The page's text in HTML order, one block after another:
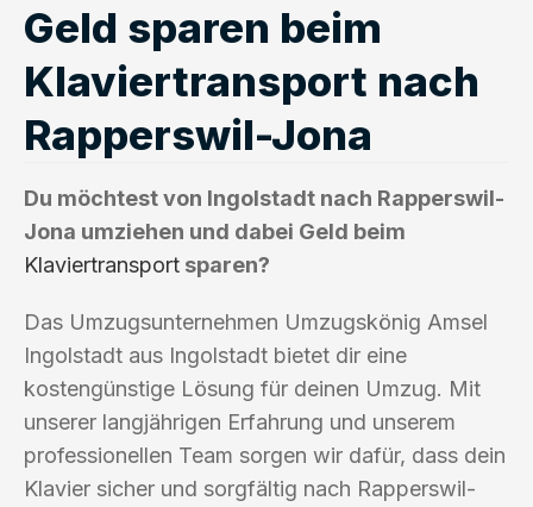
Geld sparen beim
Klaviertransport nach
Rapperswil-Jona
Du möchtest von Ingolstadt nach Rapperswil-
Jona umziehen und dabei Geld beim
Klaviertransport sparen?
Das Umzugsunternehmen Umzugskönig Amsel
Ingolstadt aus Ingolstadt bietet dir eine
kostengünstige Lösung für deinen Umzug. Mit
unserer langjährigen Erfahrung und unserem
professionellen Team sorgen wir dafür, dass dein
Klavier sicher und sorgfältig nach Rapperswil-